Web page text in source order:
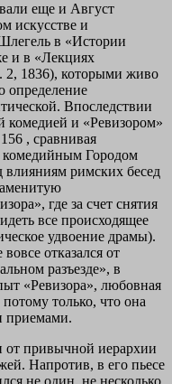
еще и Август
искусстве и
в «Истории
и в «Лекциях
2, 1836), которыми живо
определение
Впоследствии
комедией и «Ревизором»
, сравнивая
комедийным Городом
влияниям римских бесед
где за счет снятия
все происходящее
удвоение драмы).
отказался от
разъезде», в
«Ревизора», любовная
только, что она
приемами.
от привычной иерархии
Напротив, в его пьесе
не один, не несколько